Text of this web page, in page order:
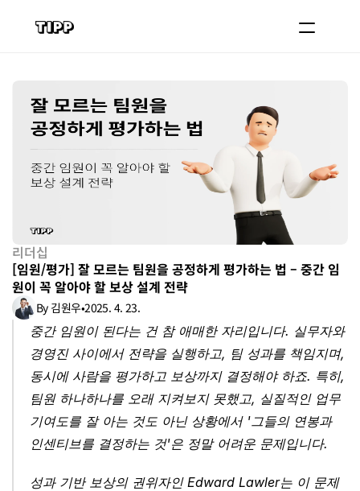
로그인
도입 문의
리더십
[임원/평가] 잘 모르는 팀원을 공정하게 평가하는 법 – 중간 임
원이 꼭 알아야 할 보상 설계 전략
By 김원우•2025. 4. 23.
중간 임원이 된다는 건 참 애매한 자리입니다. 실무자와
경영진 사이에서 전략을 실행하고, 팀 성과를 책임지며,
동시에 사람을 평가하고 보상까지 결정해야 하죠. 특히,
팀원 하나하나를 오래 지켜보지 못했고, 실질적인 업무
기여도를 잘 아는 것도 아닌 상황에서 '그들의 연봉과
인센티브를 결정하는 것'은 정말 어려운 문제입니다.
성과 기반 보상의 권위자인 Edward Lawler는 이 문제